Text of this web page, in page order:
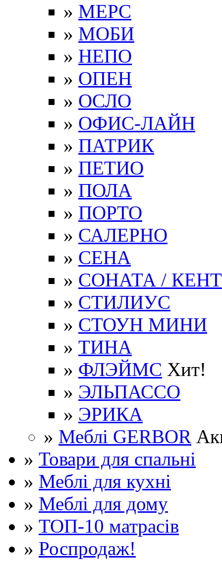
» МЕРС
» МОБИ
» НЕПО
» ОПЕН
» ОСЛО
» ОФИС-ЛАЙН
» ПАТРИК
» ПЕТИО
» ПОЛА
» ПОРТО
» САЛЕРНО
» СЕНА
» СОНАТА / КЕНТ
» СТИЛИУС
» СТОУН МИНИ
» ТИНА
» ФЛЭЙМС Хит!
» ЭЛЬПАССО
» ЭРИКА
» Меблі GERBOR
» Товари для спальні
» Меблі для кухні
» Меблі для дому
» ТОП-10 матрасів
» Роспродаж!